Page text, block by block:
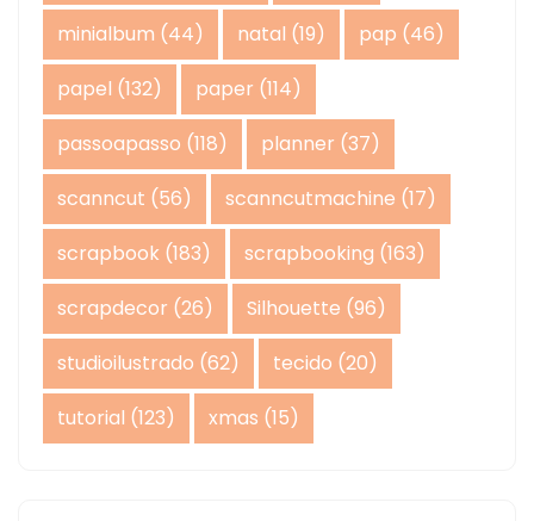
minialbum (44) natal (19) pap (46)
papel (132) paper (114)
passoapasso (118) planner (37)
scanncut (56) scanncutmachine (17)
scrapbook (183) scrapbooking (163)
scrapdecor (26) Silhouette (96)
studioilustrado (62) tecido (20)
tutorial (123) xmas (15)